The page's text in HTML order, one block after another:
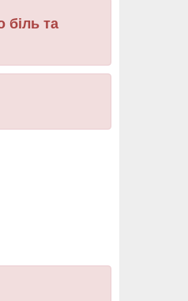
біль та